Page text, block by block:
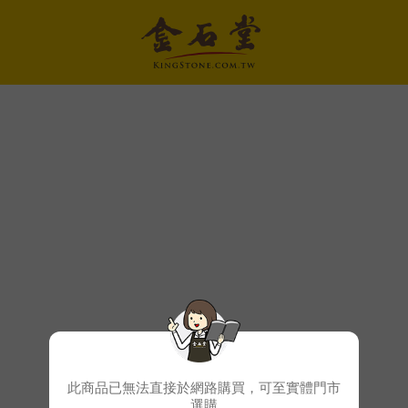
此商品已無法直接於網路購買，可至實體門市
選購